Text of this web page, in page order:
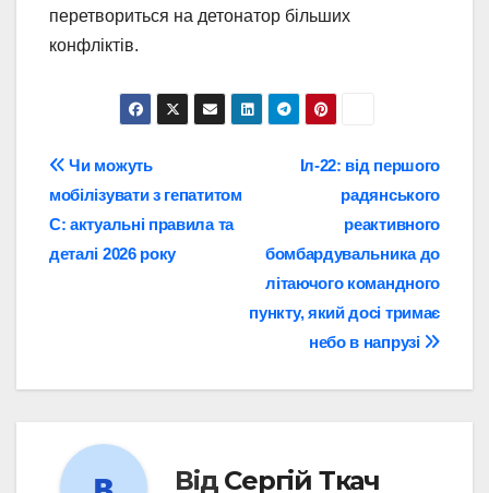
перетвориться на детонатор більших
конфліктів.
Навігація
записів
Іл-22: від першого
радянського
реактивного
бомбардувальника до
літаючого командного
пункту, який досі тримає
небо в напрузі
Чи можуть
мобілізувати з гепатитом
C: актуальні правила та
деталі 2026 року
Від Сергій Ткач